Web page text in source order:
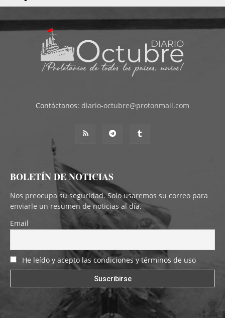
Contáctanos: diario-octubre@protonmail.com
BOLETÍN DE NOTICIAS
Nos preocupa su seguridad. Solo usaremos su correo para
enviarle un resumen de noticias al día.
Email
He leído y acepto las condiciones y términos de uso